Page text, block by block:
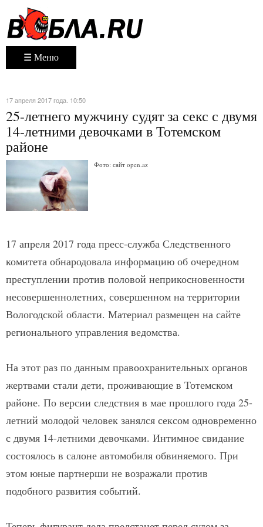
☰ Меню
17 апреля 2017 года. 10:50
25-летнего мужчину судят за секс с двумя
14-летними девочками в Тотемском
районе
Фото: сайт open.az
17 апреля 2017 года пресс-служба Следственного
комитета обнародовала информацию об очередном
преступлении против половой неприкосновенности
несовершеннолетних, совершенном на территории
Вологодской области. Материал размещен на сайте
регионального управления ведомства.
На этот раз по данным правоохранительных органов
жертвами стали дети, проживающие в Тотемском
районе. По версии следствия в мае прошлого года 25-
летний молодой человек занялся сексом одновременно
с двумя 14-летними девочками. Интимное свидание
состоялось в салоне автомобиля обвиняемого. При
этом юные партнерши не возражали против
подобного развития событий.